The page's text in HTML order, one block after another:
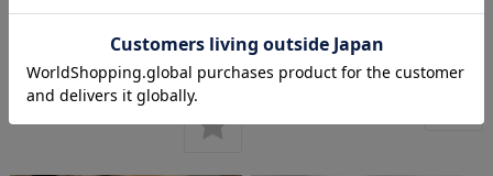
用のバッググリップ
【S】 エコバッグ専用
¥5,940(税込)
のフレンチレザー